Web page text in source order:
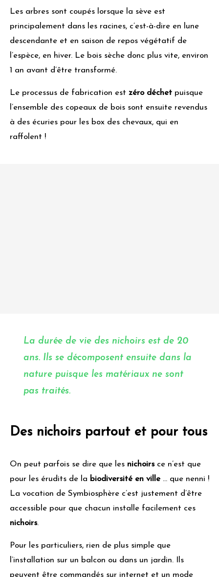
Les arbres sont coupés lorsque la sève est
principalement dans les racines, c’est-à-dire en lune
descendante et en saison de repos végétatif de
l’espèce, en hiver. Le bois sèche donc plus vite, environ
1 an avant d’être transformé.
Le processus de fabrication est zéro déchet puisque
l’ensemble des copeaux de bois sont ensuite revendus
à des écuries pour les box des chevaux, qui en
raffolent !
La durée de vie des nichoirs est de 20
ans. Ils se décomposent ensuite dans la
nature puisque les matériaux ne sont
pas traités.
Des nichoirs partout et pour tous
On peut parfois se dire que les nichoirsce n’est que
pour les érudits de la biodiversité en ville… que nenni !
La vocation de Symbiosphère c’est justement d’être
accessible pour que chacun installe facilement ces
nichoirs.
Pour les particuliers, rien de plus simple que
l’installation sur un balcon ou dans un jardin. Ils
peuvent être commandés sur internet et un mode